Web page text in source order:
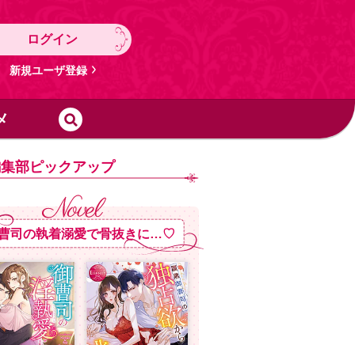
ログイン
新規ユーザ登録
部ピックアップ
司の執着溺愛で骨抜きに…♡